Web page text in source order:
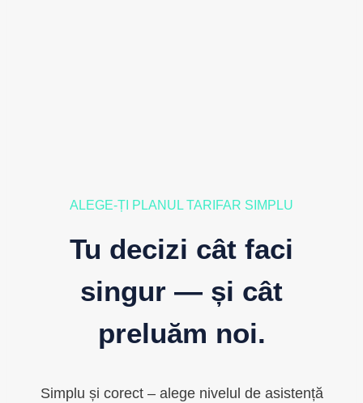
ALEGE-ȚI PLANUL TARIFAR SIMPLU
Tu decizi cât faci
singur — și cât
preluăm noi.
Simplu și corect – alege nivelul de asistență